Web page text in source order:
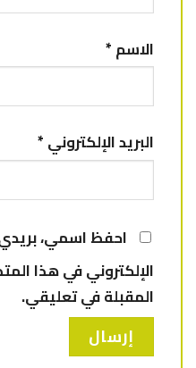
الاسم*
البريد الإلكتروني*
احفظ اسمي، بريدي
الإلكتروني في هذا
المقبلة في تعليقي.